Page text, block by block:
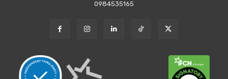
0984535165